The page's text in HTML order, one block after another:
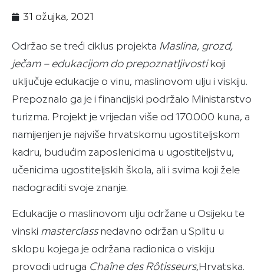
31 ožujka, 2021
Održao se treći ciklus projekta Maslina, grozd,
ječam – edukacijom do prepoznatljivostikoji
uključuje edukacije o vinu, maslinovom ulju i viskiju.
Prepoznalo ga je i financijski podržalo Ministarstvo
turizma. Projekt je vrijedan više od 170.000 kuna, a
namijenjen je najviše hrvatskomu ugostiteljskom
kadru, budućim zaposlenicima u ugostiteljstvu,
učenicima ugostiteljskih škola, ali i svima koji žele
nadograditi svoje znanje.
Edukacije o maslinovom ulju održane u Osijeku te
vinski masterclassnedavno održan u Splitu u
sklopu kojega je održana radionica o viskiju
provodi udruga Chaîne des Rôtisseurs,Hrvatska.